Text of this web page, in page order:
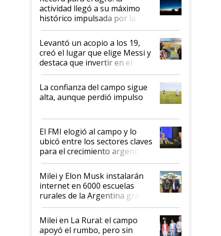
liderazgo en un semestre
récord
actividad llegó a su máximo
histórico impulsada por la
cosecha y las exportaciones
Levantó un acopio a los 19,
creó el lugar que elige Messi y
destaca que invertir en el
kirchnerismo era como "darle
plata a un hijo para droga":
Juan Félix Rossetti, el libertario
que de una dura crisis salió
de Milei
La confianza del campo sigue
alta, aunque perdió impulso
El FMI elogió al campo y lo
ubicó entre los sectores claves
para el crecimiento argentino
Milei y Elon Musk instalarán
internet en 6000 escuelas
rurales de la Argentina gracias
a un acuerdo con Starlink
Milei en La Rural: el campo
apoyó el rumbo, pero sin